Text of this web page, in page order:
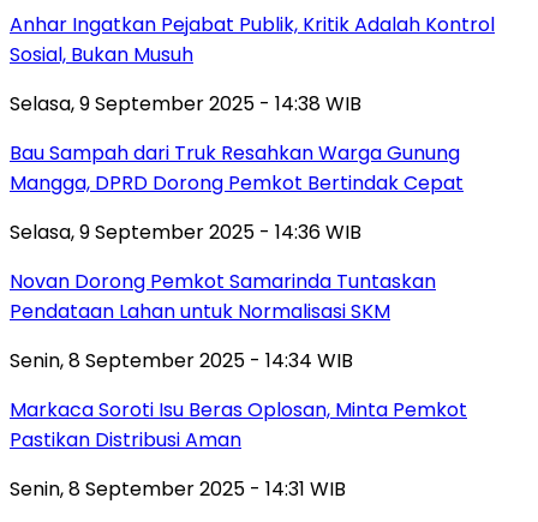
Anhar Ingatkan Pejabat Publik, Kritik Adalah Kontrol
Sosial, Bukan Musuh
Selasa, 9 September 2025 - 14:38 WIB
Bau Sampah dari Truk Resahkan Warga Gunung
Mangga, DPRD Dorong Pemkot Bertindak Cepat
Selasa, 9 September 2025 - 14:36 WIB
Novan Dorong Pemkot Samarinda Tuntaskan
Pendataan Lahan untuk Normalisasi SKM
Senin, 8 September 2025 - 14:34 WIB
Markaca Soroti Isu Beras Oplosan, Minta Pemkot
Pastikan Distribusi Aman
Senin, 8 September 2025 - 14:31 WIB